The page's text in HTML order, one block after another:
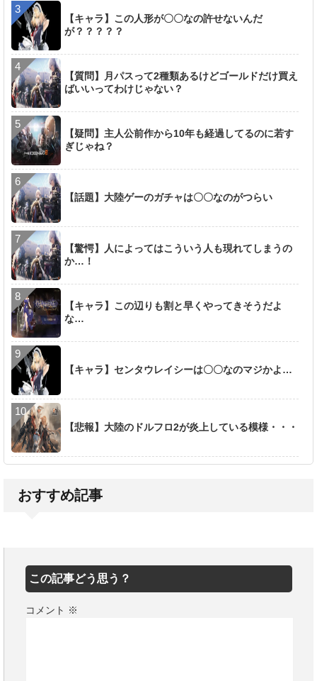
【キャラ】この人形が〇〇なの許せないんだ
が？？？？？
【質問】月パスって2種類あるけどゴールドだけ買え
ばいいってわけじゃない？
【疑問】主人公前作から10年も経過してるのに若す
ぎじゃね？
【話題】大陸ゲーのガチャは〇〇なのがつらい
【驚愕】人によってはこういう人も現れてしまうの
か…！
【キャラ】この辺りも割と早くやってきそうだよ
な…
【キャラ】センタウレイシーは〇〇なのマジかよ…
【悲報】大陸のドルフロ2が炎上している模様・・・
おすすめ記事
この記事どう思う？
コメント ※